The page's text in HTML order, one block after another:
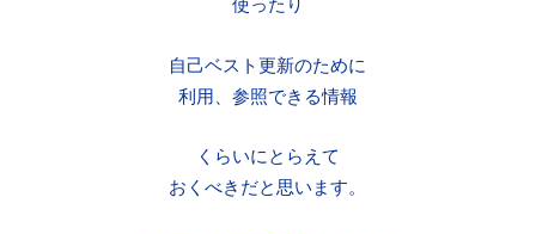
自己ベスト更新のために
利用、参照できる情報
くらいにとらえて
おくべきだと思います。